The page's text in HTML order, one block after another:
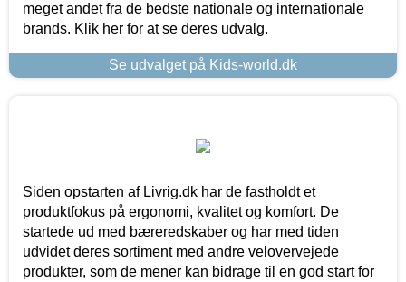
meget andet fra de bedste nationale og internationale
brands. Klik her for at se deres udvalg.
Se udvalget på Kids-world.dk
Siden opstarten af Livrig.dk har de fastholdt et
produktfokus på ergonomi, kvalitet og komfort. De
startede ud med bæreredskaber og har med tiden
udvidet deres sortiment med andre velovervejede
produkter, som de mener kan bidrage til en god start for